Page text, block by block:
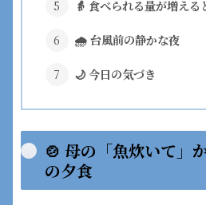
👵 食べられる量が増える
🌧 台風前の静かな夜
🌙 今日の気づき
🍲 母の「魚炊いて」
の夕食